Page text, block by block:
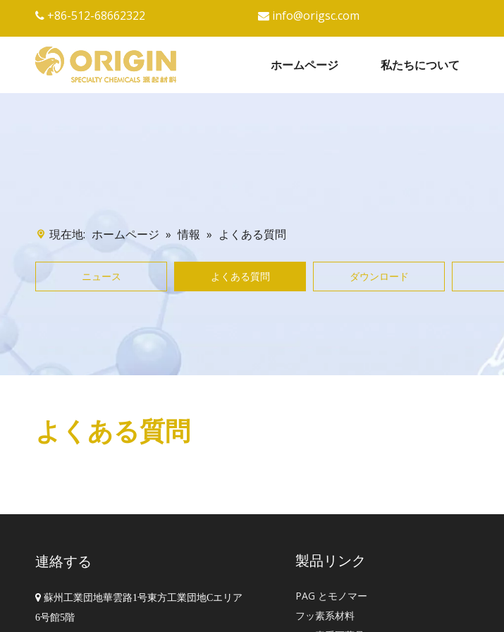
 +86-512-68662322  info@origsc.com
ホームページ 私たちについて
現在地: ホームページ » 情報 » よくある質問
ニュース よくある質問 ダウンロード
よくある質問
連絡する
 蘇州工業団地華雲路1号東方工業団地Cエリア
6号館5階
製品リンク
PAG とモノマー
フッ素系材料